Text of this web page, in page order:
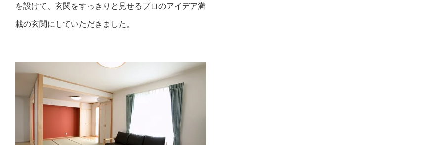
を設けて、玄関をすっきりと見せるプロのアイデア満
載の玄関にしていただきました。